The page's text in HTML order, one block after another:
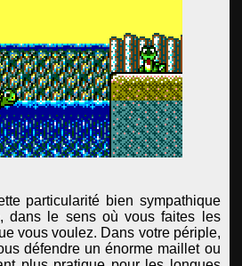
particularité bien sympathique
dans le sens où vous faites les
vous voulez. Dans votre périple,
défendre un énorme maillet ou